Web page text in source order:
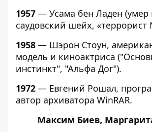
1957 — Усама бен Ладен (умер
саудовский шейх, «террорист
1958 — Шэрон Стоун,
модель и киноактриса
инстинкт", "Альфа Дог").
1972 — Евгений Рошал,
автор архиватора WinRAR.
Максим Биев,